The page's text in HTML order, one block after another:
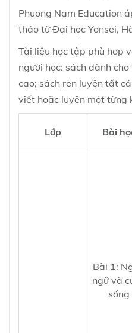
Phuong Nam Education
thảo từ Đại học Yonsei,
Tài liệu học tập phù hợp
người học: sách dành
cao; sách rèn luyện tất
viết hoặc luyện một từng
Lớp Bài
Bài 1:
ngữ và
sống